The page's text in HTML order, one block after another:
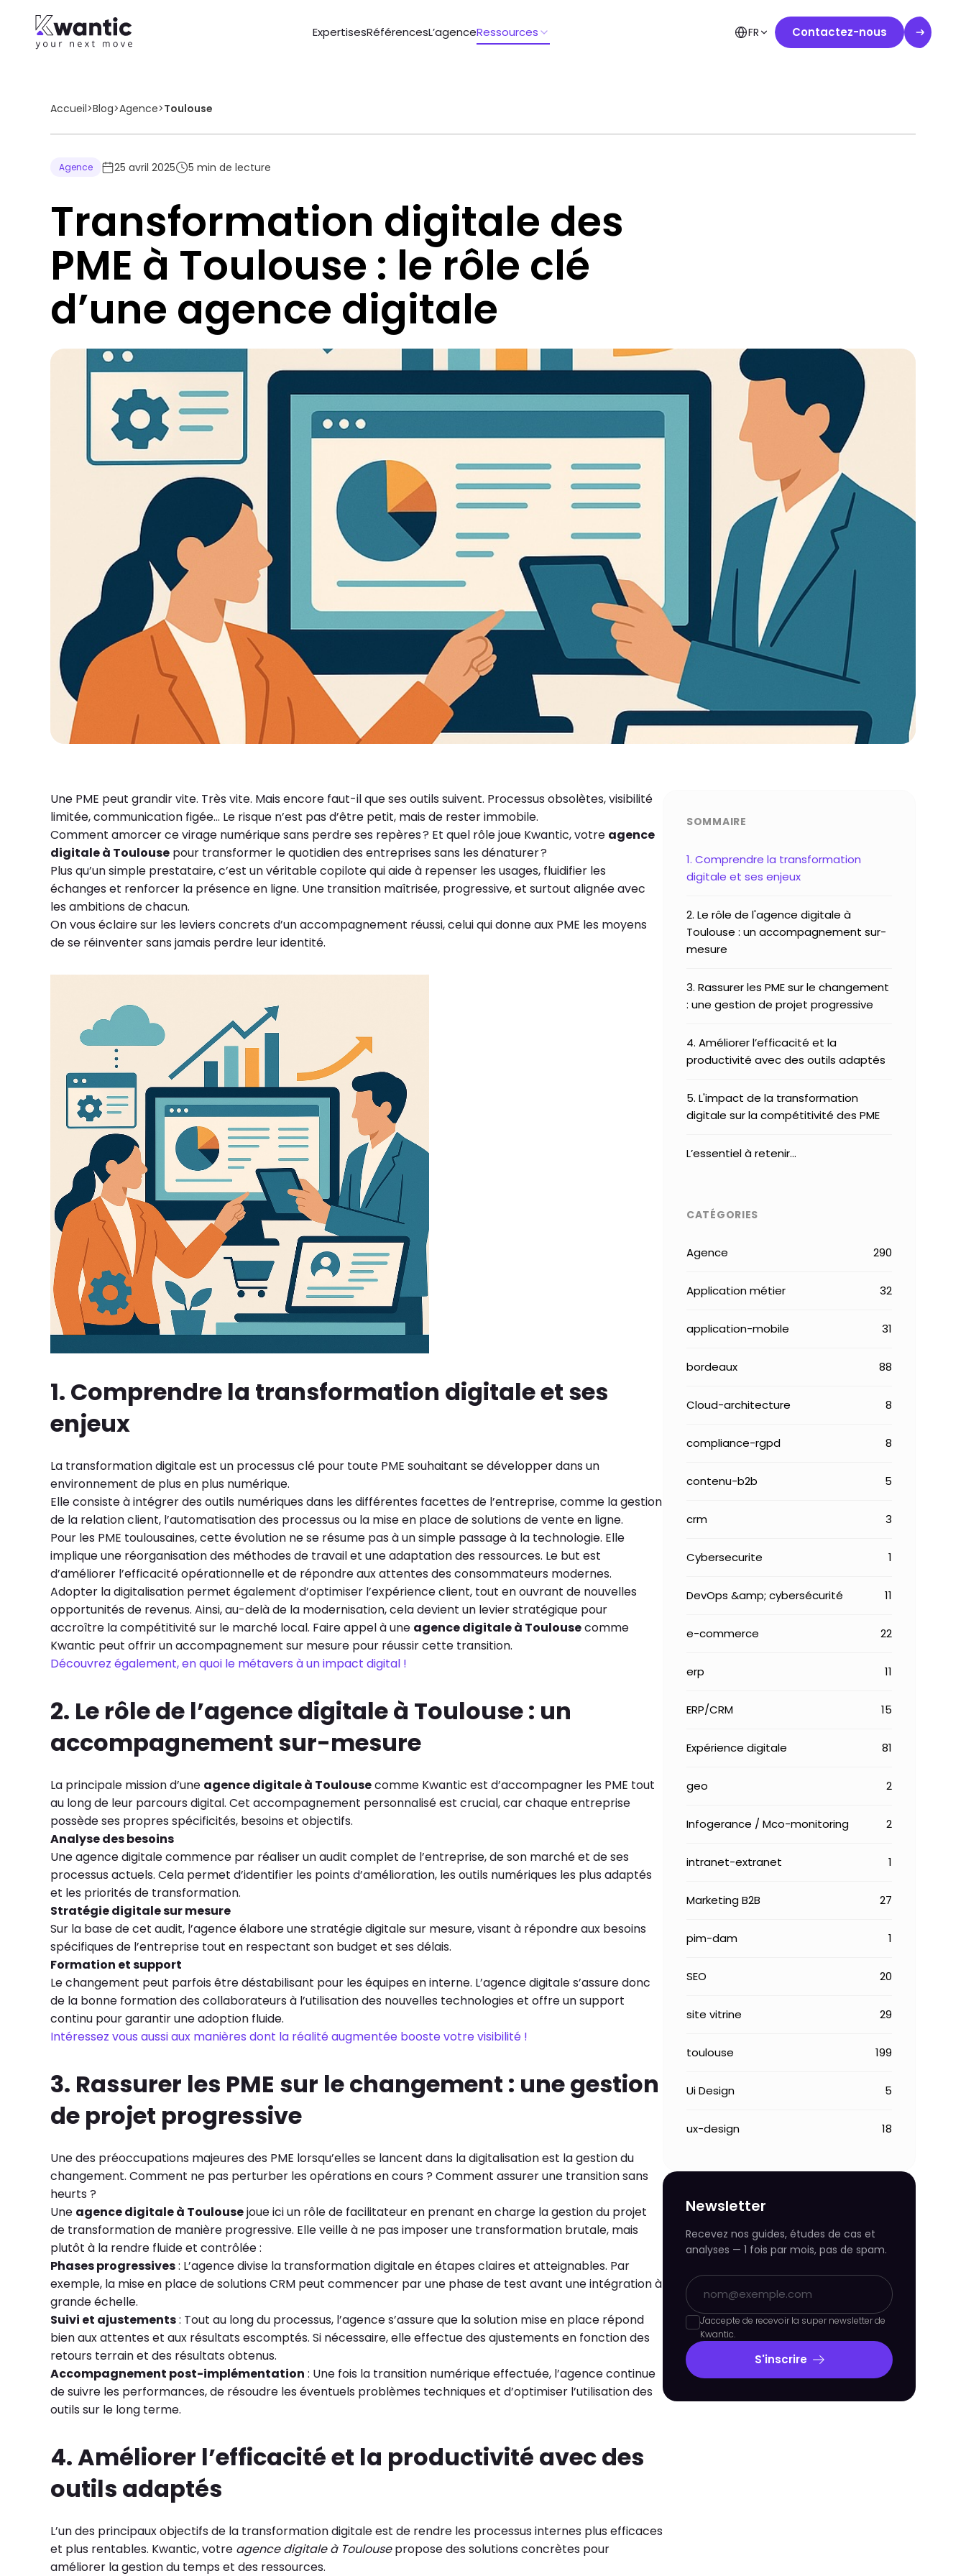
ExpertisesRéférencesL’agenceRessources FR Contactez-nous
Accueil>Blog>Agence>Toulouse
Agence 25 avril 2025 5 min de lecture
Transformation digitale des
PME à Toulouse : le rôle clé
d’une agence digitale
Une PME peut grandir vite. Très vite. Mais encore faut-il que ses outils suivent. Processus obsolètes, visibilité
limitée, communication figée… Le risque n’est pas d’être petit, mais de rester immobile.
Comment amorcer ce virage numérique sans perdre ses repères ? Et quel rôle joue Kwantic, votre agence
digitale à Toulouse pour transformer le quotidien des entreprises sans les dénaturer ?
Plus qu’un simple prestataire, c’est un véritable copilote qui aide à repenser les usages, fluidifier les
échanges et renforcer la présence en ligne. Une transition maîtrisée, progressive, et surtout alignée avec
les ambitions de chacun.
On vous éclaire sur les leviers concrets d’un accompagnement réussi, celui qui donne aux PME les moyens
de se réinventer sans jamais perdre leur identité.
1. Comprendre la transformation digitale et ses
enjeux
La transformation digitale est un processus clé pour toute PME souhaitant se développer dans un
environnement de plus en plus numérique.
Elle consiste à intégrer des outils numériques dans les différentes facettes de l’entreprise, comme la gestion
de la relation client, l’automatisation des processus ou la mise en place de solutions de vente en ligne.
Pour les PME toulousaines, cette évolution ne se résume pas à un simple passage à la technologie. Elle
implique une réorganisation des méthodes de travail et une adaptation des ressources. Le but est
d’améliorer l’efficacité opérationnelle et de répondre aux attentes des consommateurs modernes.
Adopter la digitalisation permet également d’optimiser l’expérience client, tout en ouvrant de nouvelles
opportunités de revenus. Ainsi, au-delà de la modernisation, cela devient un levier stratégique pour
accroître la compétitivité sur le marché local. Faire appel à une agence digitale à Toulousecomme
Kwantic peut offrir un accompagnement sur mesure pour réussir cette transition.
Découvrez également, en quoi le métavers à un impact digital !
2. Le rôle de l’agence digitale à Toulouse : un
accompagnement sur-mesure
La principale mission d’une agence digitale à Toulousecomme Kwantic est d’accompagner les PME tout
au long de leur parcours digital. Cet accompagnement personnalisé est crucial, car chaque entreprise
possède ses propres spécificités, besoins et objectifs.
Analyse des besoins
Une agence digitale commence par réaliser un audit complet de l’entreprise, de son marché et de ses
processus actuels. Cela permet d’identifier les points d’amélioration, les outils numériques les plus adaptés
et les priorités de transformation.
Stratégie digitale sur mesure
Sur la base de cet audit, l’agence élabore une stratégie digitale sur mesure, visant à répondre aux besoins
spécifiques de l’entreprise tout en respectant son budget et ses délais.
Formation et support
Le changement peut parfois être déstabilisant pour les équipes en interne. L’agence digitale s’assure donc
de la bonne formation des collaborateurs à l’utilisation des nouvelles technologies et offre un support
continu pour garantir une adoption fluide.
Intéressez vous aussi aux manières dont la réalité augmentée booste votre visibilité !
3. Rassurer les PME sur le changement : une gestion
de projet progressive
Une des préoccupations majeures des PME lorsqu’elles se lancent dans la digitalisation est la gestion du
changement. Comment ne pas perturber les opérations en cours ? Comment assurer une transition sans
heurts ?
Une agence digitale à Toulousejoue ici un rôle de facilitateur en prenant en charge la gestion du projet
de transformation de manière progressive. Elle veille à ne pas imposer une transformation brutale, mais
plutôt à la rendre fluide et contrôlée :
Phases progressives: L’agence divise la transformation digitale en étapes claires et atteignables. Par
exemple, la mise en place de solutions CRM peut commencer par une phase de test avant une intégration à
grande échelle.
Suivi et ajustements: Tout au long du processus, l’agence s’assure que la solution mise en place répond
bien aux attentes et aux résultats escomptés. Si nécessaire, elle effectue des ajustements en fonction des
retours terrain et des résultats obtenus.
Accompagnement post-implémentation : Une fois la transition numérique effectuée, l’agence continue
de suivre les performances, de résoudre les éventuels problèmes techniques et d’optimiser l’utilisation des
outils sur le long terme.
4. Améliorer l’efficacité et la productivité avec des
outils adaptés
L’un des principaux objectifs de la transformation digitale est de rendre les processus internes plus efficaces
et plus rentables. Kwantic, votre agence digitale à Toulousepropose des solutions concrètes pour
améliorer la gestion du temps et des ressources.
SOMMAIRE
1. Comprendre la transformation
digitale et ses enjeux
2. Le rôle de l'agence digitale à
Toulouse : un accompagnement sur-
mesure
3. Rassurer les PME sur le changement
: une gestion de projet progressive
4. Améliorer l’efficacité et la
productivité avec des outils adaptés
5. L'impact de la transformation
digitale sur la compétitivité des PME
L’essentiel à retenir…
CATÉGORIES
Agence 290
Application métier 32
application-mobile 31
bordeaux 88
Cloud-architecture 8
compliance-rgpd 8
contenu-b2b 5
crm 3
Cybersecurite 1
DevOps &amp; cybersécurité 11
e-commerce 22
erp 11
ERP/CRM 15
Expérience digitale 81
geo 2
Infogerance / Mco-monitoring 2
intranet-extranet 1
Marketing B2B 27
pim-dam 1
SEO 20
site vitrine 29
toulouse 199
Ui Design 5
ux-design 18
Newsletter
Recevez nos guides, études de cas et
analyses — 1 fois par mois, pas de spam.
J'accepte de recevoir la super newsletter de
Kwantic.
S'inscrire